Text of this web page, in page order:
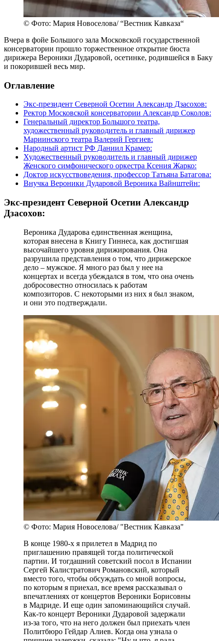
© Фото: Мария Новоселова/ “Вестник Кавказа“
Вчера в фойе Большого зала Московской государственной
консерватории прошло торжественное открытие бюста
дирижера Вероники Дударовой, осетинке, родившейся в Баку
и покорившей весь мир.
Оглавление
Экс-президент Северной Осетии Александр Дзасохов:
Ректор Московской консерватории Александр Соколов:
Генеральный директор Большого театра,
художественный руководитель и главный дирижер
Мариинского театра Валерий Гергиев:
Народный артист РФ Даниил Крамер:
Художественный руководитель и главный дирижер
Женского симфонического оркестра Ксения Жарко:
Доктор искусствоведения, профессор Татьяна Батагова:
Внучка Вероники Дударовой Вероника Вайнштейн:
Экс-президент Северной Осетии Александр
Дзасохов:
Вероника Дударова единственная женщина,
которая внесена в Книгу Гиннеса, как достигшая
высочайшего уровня дирижирования. Она
разрушила представления о том, что дирижерское
дело – мужское. Я много раз был у нее на
концертах и всегда убеждался в том, что она очень
добросовестно относилась к работам
композиторов. С некоторыми из них я был знаком,
и они это подтверждали.
© Фото: Мария Новоселова/ "Вестник Кавказа"
В конце 1980-х я прилетел в Мадрид по
приглашению правящей тогда политической
партии. И тогдашний советский посол в Испании
Сергей Калистратович Романовский, который
вместо того, чтобы обсуждать со мной вопросы,
по которым я приехал, все время рассказывал о
впечатлениях от концертов Вероники Борисовны
в Мадриде. И еще один запоминающийся случай.
Как-то концерт Вероники Дударовой задержали
из-за того, что на него должен был приехать член
Политбюро Гейдар Алиев. Когда она узнала о